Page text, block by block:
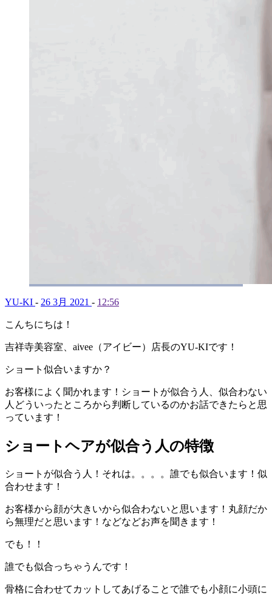
YU-KI - 26 3月 2021 - 12:56
こんちにちは！
吉祥寺美容室、 aivee （アイビー）店長のYU-KIです！
ショート似合いますか？
お客様によく聞かれます！ショートが似合う人、似合わない
人どういったところから判断しているのかお話できたらと思
っています！
ショートヘアが似合う人の特徴
ショートが似合う人！それは。。。。誰でも似合います！似
合わせます！
お客様から顔が大きいから似合わないと思います！丸顔だか
ら無理だと思います！などなどお声を聞きます！
でも！！
誰でも似合っちゃうんです！
骨格に合わせてカットしてあげることで誰でも小顔に小頭に